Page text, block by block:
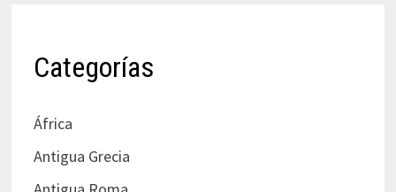
Categorías
África
Antigua Grecia